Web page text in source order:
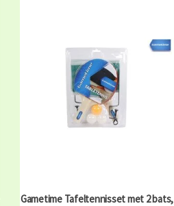
Gametime Tafeltennisset met 2 bats,